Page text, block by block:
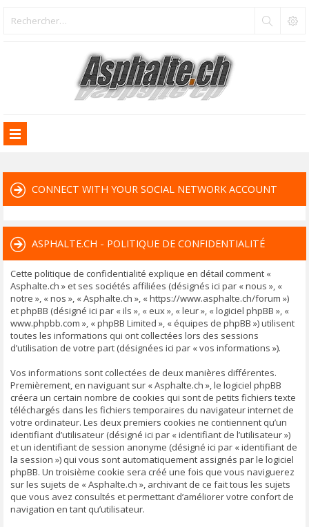
CONNECT WITH YOUR SOCIAL NETWORK ACCOUNT
ASPHALTE.CH - POLITIQUE DE CONFIDENTIALITÉ
Cette politique de confidentialité explique en détail comment «
Asphalte.ch » et ses sociétés affiliées (désignés ici par « nous », «
notre », « nos », « Asphalte.ch », « https://www.asphalte.ch/forum »)
et phpBB (désigné ici par « ils », « eux », « leur », « logiciel phpBB », «
www.phpbb.com », « phpBB Limited », « équipes de phpBB ») utilisent
toutes les informations qui ont collectées lors des sessions
d’utilisation de votre part (désignées ici par « vos informations »).
Vos informations sont collectées de deux manières différentes.
Premièrement, en naviguant sur « Asphalte.ch », le logiciel phpBB
créera un certain nombre de cookies qui sont de petits fichiers texte
téléchargés dans les fichiers temporaires du navigateur internet de
votre ordinateur. Les deux premiers cookies ne contiennent qu’un
identifiant d’utilisateur (désigné ici par « identifiant de l’utilisateur »)
et un identifiant de session anonyme (désigné ici par « identifiant de
la session ») qui vous sont automatiquement assignés par le logiciel
phpBB. Un troisième cookie sera créé une fois que vous naviguerez
sur les sujets de « Asphalte.ch », archivant de ce fait tous les sujets
que vous avez consultés et permettant d’améliorer votre confort de
navigation en tant qu’utilisateur.